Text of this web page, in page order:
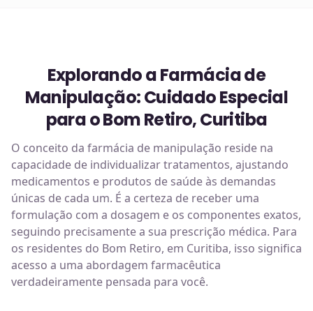
Explorando a Farmácia de
Manipulação: Cuidado Especial
para o Bom Retiro, Curitiba
O conceito da farmácia de manipulação reside na
capacidade de individualizar tratamentos, ajustando
medicamentos e produtos de saúde às demandas
únicas de cada um. É a certeza de receber uma
formulação com a dosagem e os componentes exatos,
seguindo precisamente a sua prescrição médica. Para
os residentes do Bom Retiro, em Curitiba, isso significa
acesso a uma abordagem farmacêutica
verdadeiramente pensada para você.